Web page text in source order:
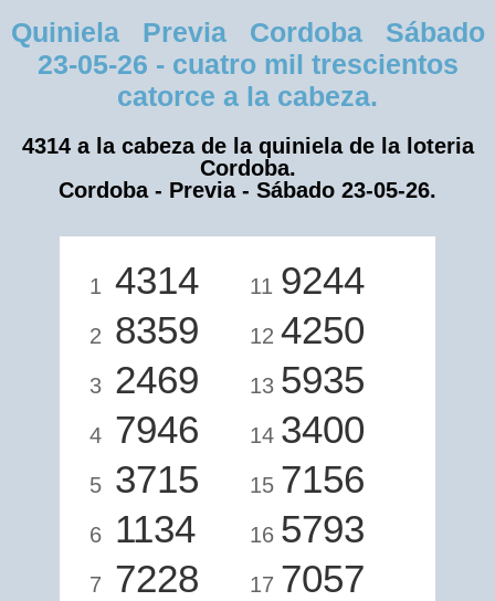
Quiniela Previa Cordoba Sábado
23-05-26 - cuatro mil trescientos
catorce a la cabeza.
4314 a la cabeza de la quiniela de la loteria
Cordoba.
Cordoba - Previa - Sábado 23-05-26.
1 4314
2 8359
3 2469
4 7946
5 3715
6 1134
7 7228
11 9244
12 4250
13 5935
14 3400
15 7156
16 5793
17 7057